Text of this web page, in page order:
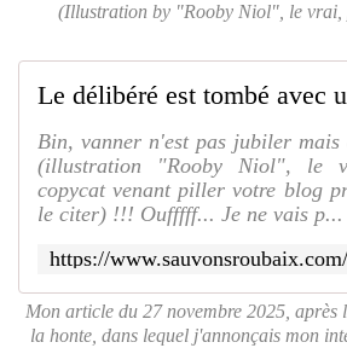
(Illustration by "Rooby Niol", le vrai,
Bin, vanner n'est pas jubiler
(illustration "Rooby Niol", le
copycat venant piller votre blog
le citer) !!! Oufffff... Je ne vais p...
Mon article du 27 novembre 2025, après
la honte, dans lequel j'annonçais mon